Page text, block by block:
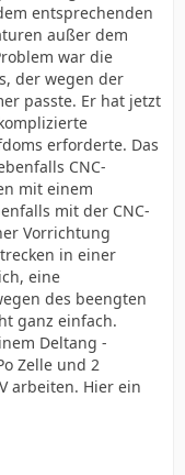
entsprechenden
außer dem
war die
der wegen der
passte. Er hat jetzt
erforderte. Das
CNC-
mit einem
mit der CNC-
Vorrichtung
in einer
eine
des beengten
ganz einfach.
Deltang -
Zelle und 2
arbeiten. Hier ein